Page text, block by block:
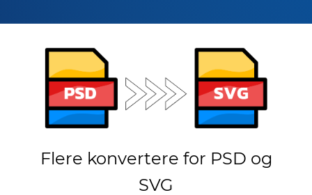
Flere konvertere for PSD og
SVG